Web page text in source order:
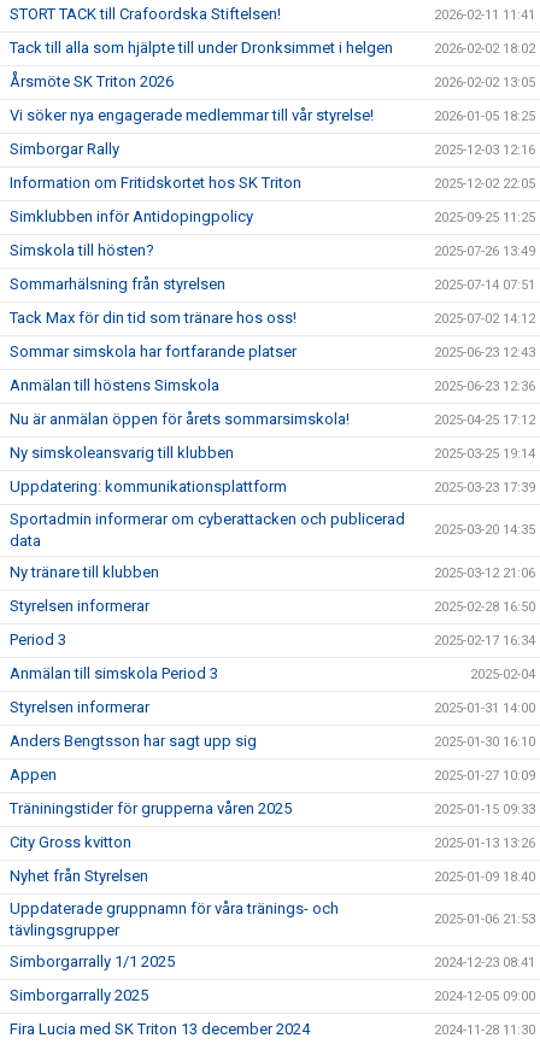
STORT TACK till Crafoordska Stiftelsen! 2026-02-11 11:41
Tack till alla som hjälpte till under Dronksimmet i helgen 2026-02-02 18:02
Årsmöte SK Triton 2026 2026-02-02 13:05
Vi söker nya engagerade medlemmar till vår styrelse! 2026-01-05 18:25
Simborgar Rally 2025-12-03 12:16
Information om Fritidskortet hos SK Triton 2025-12-02 22:05
Simklubben inför Antidopingpolicy 2025-09-25 11:25
Simskola till hösten? 2025-07-26 13:49
Sommarhälsning från styrelsen 2025-07-14 07:51
Tack Max för din tid som tränare hos oss! 2025-07-02 14:12
Sommar simskola har fortfarande platser 2025-06-23 12:43
Anmälan till höstens Simskola 2025-06-23 12:36
Nu är anmälan öppen för årets sommarsimskola! 2025-04-25 17:12
Ny simskoleansvarig till klubben 2025-03-25 19:14
Uppdatering: kommunikationsplattform 2025-03-23 17:39
Sportadmin informerar om cyberattacken och publicerad
data
2025-03-20 14:35
Ny tränare till klubben 2025-03-12 21:06
Styrelsen informerar 2025-02-28 16:50
Period 3 2025-02-17 16:34
Anmälan till simskola Period 3 2025-02-04
Styrelsen informerar 2025-01-31 14:00
Anders Bengtsson har sagt upp sig 2025-01-30 16:10
Appen 2025-01-27 10:09
Träniningstider för grupperna våren 2025 2025-01-15 09:33
City Gross kvitton 2025-01-13 13:26
Nyhet från Styrelsen 2025-01-09 18:40
Uppdaterade gruppnamn för våra tränings- och
tävlingsgrupper
2025-01-06 21:53
Simborgarrally 1/1 2025 2024-12-23 08:41
Simborgarrally 2025 2024-12-05 09:00
Fira Lucia med SK Triton 13 december 2024 2024-11-28 11:30